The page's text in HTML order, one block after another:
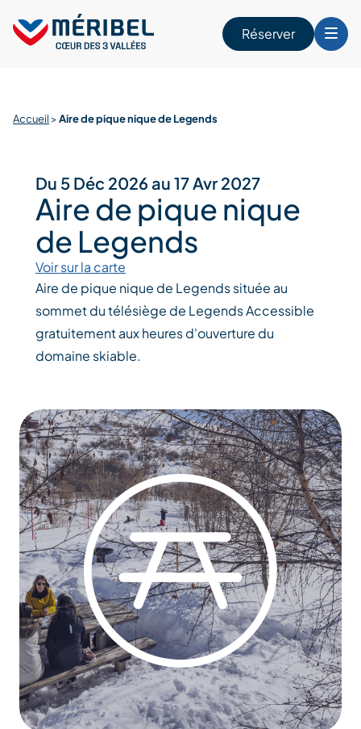
content
Réserver
Accueil >Aire de pique nique de Legends
Du 5 Déc 2026 au 17 Avr 2027
Aire de pique nique
de Legends
Voir sur la carte
Aire de pique nique de Legends située au
sommet du télésiège de Legends Accessible
gratuitement aux heures d'ouverture du
domaine skiable.